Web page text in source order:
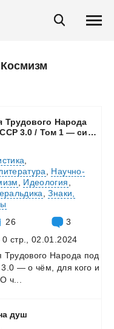
Трудового Народа
под названием СССР 3.0 / Том 1 — символы нового мира
Научно-
Идеология
,Знаки,
26
3
стр., 02.01.2024
Трудового Народа под
3.0 — о чём, для кого и
О ч...
душ